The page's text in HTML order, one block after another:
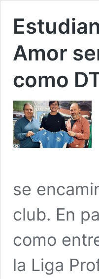
Amor
como
se
club. En
como
la Liga